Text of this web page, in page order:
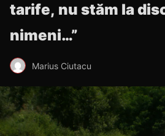
tarife, nu stăm la
nimeni…”
Marius Ciutacu